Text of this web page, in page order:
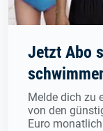
Jetzt Abo
Melde dich zu
von den
Euro